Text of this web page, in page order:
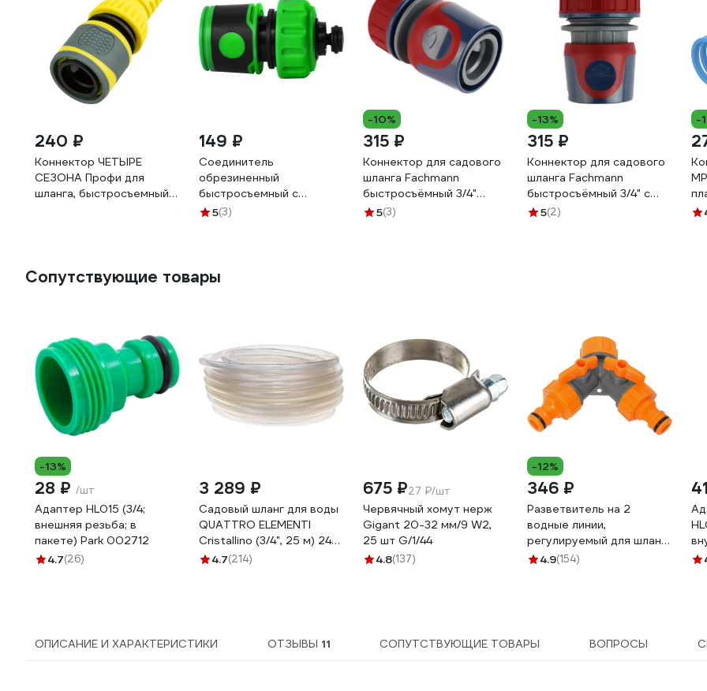
240 ₽
Коннектор ЧЕТЫРЕ
СЕЗОНА Профи для
шланга, быстросъемный
149 ₽
Соединитель
обрезиненный
быстросъемный с
аквастопом Lite для
5(3)
-10%
315 ₽
Коннектор для садового
шланга Fachmann
быстросъёмный 3/4"
Garten Experte 05.159
5(3)
-13%
315 ₽
Коннектор для садового
шланга Fachmann
быстросъёмный 3/4" с
аквастопом Garten
5(2)
-
Сопутствующие товары
-13%
28 ₽ /шт
Адаптер HL015 (3/4;
внешняя резьба; в
пакете) Park 002712
4.7(26)
3 289 ₽
Садовый шланг для воды
QUATTRO ELEMENTI
Cristallino (3/4", 25 м) 246-
9444.7(214)
675 ₽27 ₽/шт
Червячный хомут нерж
Gigant 20-32 мм/9 W2,
25 шт G/1/44
4.8(137)
-12%
346 ₽
Разветвитель на 2
водные линии,
регулируемый для шланга
3/4" POLYAGRO 7575365
4.9(154)
ОПИСАНИЕ И ХАРАКТЕРИСТИКИ ОТЗЫВЫ 11 СОПУТСТВУЮЩИЕ ТОВАРЫ ВОПРОСЫ